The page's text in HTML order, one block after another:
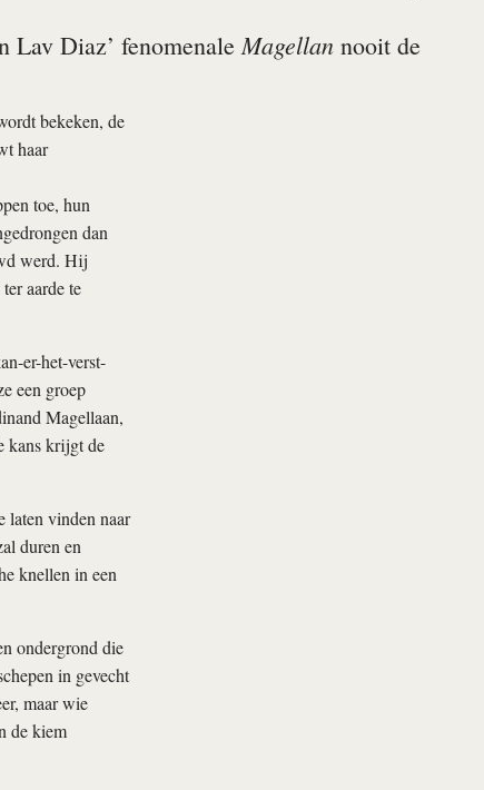
Lav Diaz’ fenomenale Magellannooit de
bekeken, de
haar
toe, hun
dan
werd. Hij
aarde te
er-het-verst-
een groep
Magellaan,
kans krijgt de
laten vinden naar
duren en
knellen in een
ondergrond die
in gevecht
maar wie
de kiem